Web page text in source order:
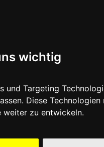
wichtig
und Targeting
Diese
weiter zu entwickeln.